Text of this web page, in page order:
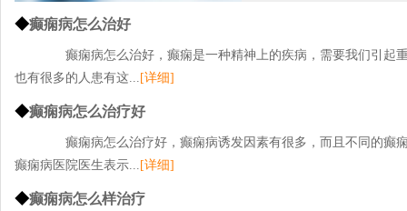
◆癫痫病怎么治好
癫痫病怎么治好，癫痫是一种精神上的疾病，需要我们引起
也有很多的人患有这... [详细]
◆癫痫病怎么治疗好
癫痫病怎么治疗好，癫痫病诱发因素有很多，而且不同的癫
癫痫病医院医生表示... [详细]
◆癫痫病怎么样治疗